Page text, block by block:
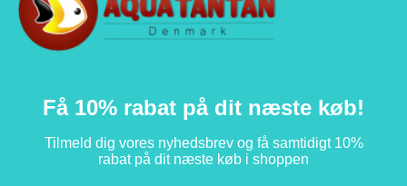
Få 10% rabat på dit næste køb!
Tilmeld dig vores nyhedsbrev og få samtidigt 10%
rabat på dit næste køb i shoppen